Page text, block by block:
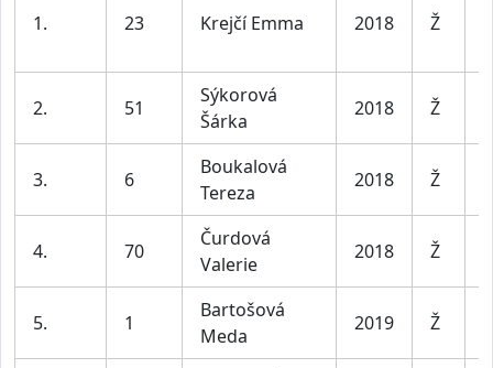
1. 23 Krejčí Emma 2018 Ž
2. 51
Sýkorová
Šárka
2018 Ž
3. 6
Boukalová
Tereza
2018 Ž
4. 70
Čurdová
Valerie
2018 Ž
5. 1
Bartošová
Meda
2019 Ž